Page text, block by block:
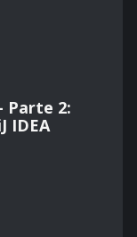
Parte 2:
IDEA